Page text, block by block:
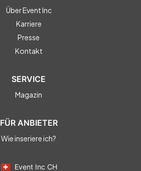
Über Event Inc
Karriere
Presse
Kontakt
SERVICE
Magazin
FÜR ANBIETER
Wie inseriere ich?
Event Inc CH